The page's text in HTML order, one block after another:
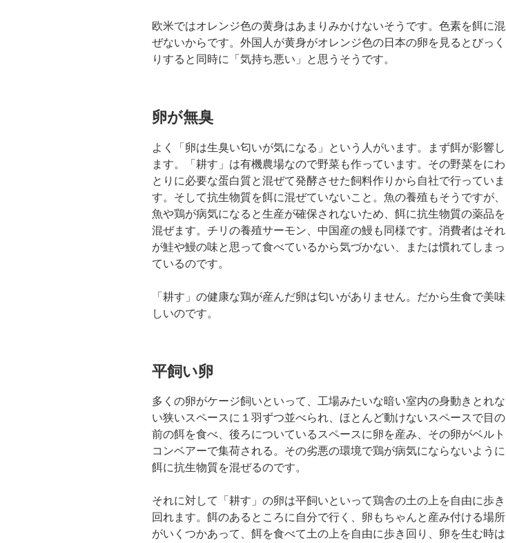
欧米ではオレンジ色の黄身はあまりみかけないそうです。色素を餌に混
ぜないからです。外国人が黄身がオレンジ色の日本の卵を見るとびっく
りすると同時に「気持ち悪い」と思うそうです。
卵が無臭
よく「卵は生臭い匂いが気になる」という人がいます。まず餌が影響し
ます。「耕す」は有機農場なので野菜も作っています。その野菜をにわ
とりに必要な蛋白質と混ぜて発酵させた飼料作りから自社で行っていま
す。そして抗生物質を餌に混ぜていないこと。魚の養殖もそうですが、
魚や鶏が病気になると生産が確保されないため、餌に抗生物質の薬品を
混ぜます。チリの養殖サーモン、中国産の鰻も同様です。消費者はそれ
が鮭や鰻の味と思って食べているから気づかない、または慣れてしまっ
ているのです。
「耕す」の健康な鶏が産んだ卵は匂いがありません。だから生食で美味
しいのです。
平飼い卵
多くの卵がケージ飼いといって、工場みたいな暗い室内の身動きとれな
い狭いスペースに１羽ずつ並べられ、ほとんど動けないスペースで目の
前の餌を食べ、後ろについているスペースに卵を産み、その卵がベルト
コンベアーで集荷される。その劣悪の環境で鶏が病気にならないように
餌に抗生物質を混ぜるのです。
それに対して「耕す」の卵は平飼いといって鶏舎の土の上を自由に歩き
回れます。餌のあるところに自分で行く、卵もちゃんと産み付ける場所
がいくつかあって、餌を食べて土の上を自由に歩き回り、卵を生む時は